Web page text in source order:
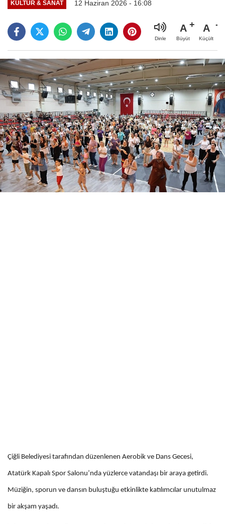
KÜLTÜR & SANAT 12 Haziran 2026 - 16:08
Dinle
A
Büyüt
A
Küçült
Çiğli Belediyesi tarafından düzenlenen Aerobik ve Dans Gecesi,
Atatürk Kapalı Spor Salonu’nda yüzlerce vatandaşı bir araya getirdi.
Müziğin, sporun ve dansın buluştuğu etkinlikte katılımcılar unutulmaz
bir akşam yaşadı.